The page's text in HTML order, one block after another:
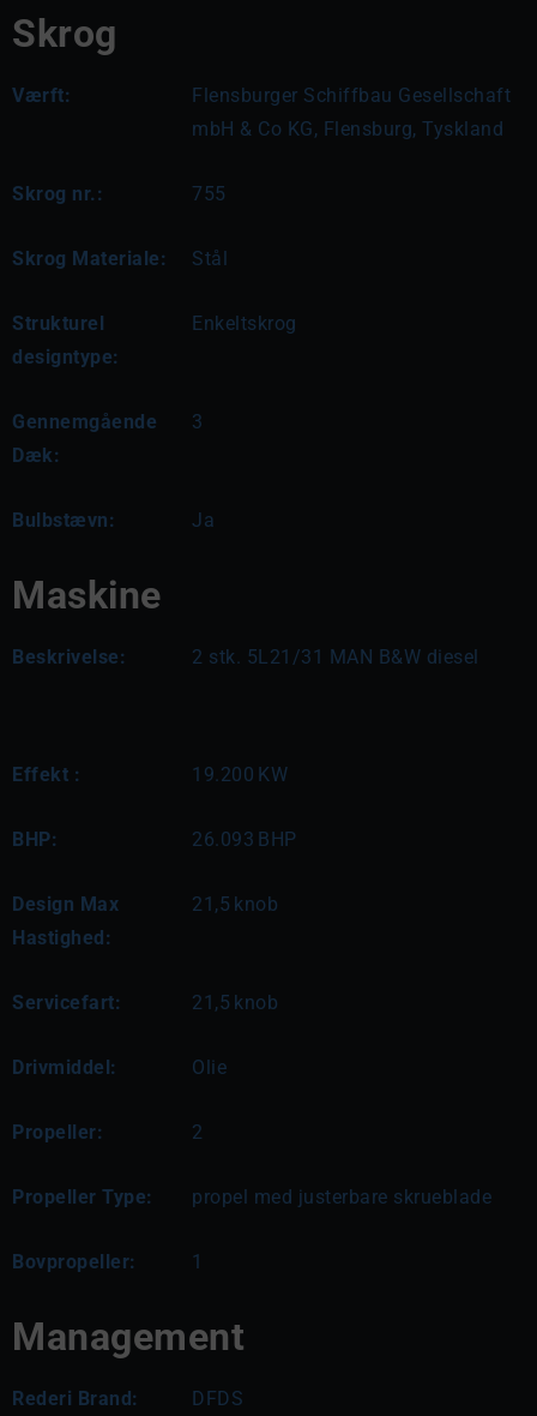
Skrog
Værft:
Flensburger Schiffbau Gesellschaft
mbH & Co KG, Flensburg, Tyskland
Skrog nr.: 755
Skrog Materiale: Stål
Strukturel
designtype:
Enkeltskrog
Gennemgående
Dæk:
3
Bulbstævn: Ja
Maskine
Beskrivelse: 2 stk. 5L21/31 MAN B&W diesel
Effekt : 19.200 KW
BHP: 26.093 BHP
Design Max
Hastighed:
21,5 knob
Servicefart: 21,5 knob
Drivmiddel: Olie
Propeller: 2
Propeller Type: propel med justerbare skrueblade
Bovpropeller: 1
Management
Rederi Brand: DFDS